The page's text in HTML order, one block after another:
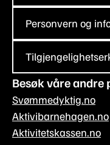
Personvern og
Besøk våre
Svømmedyktig.no
Aktivibarnehagen.no
Aktivitetskassen.no